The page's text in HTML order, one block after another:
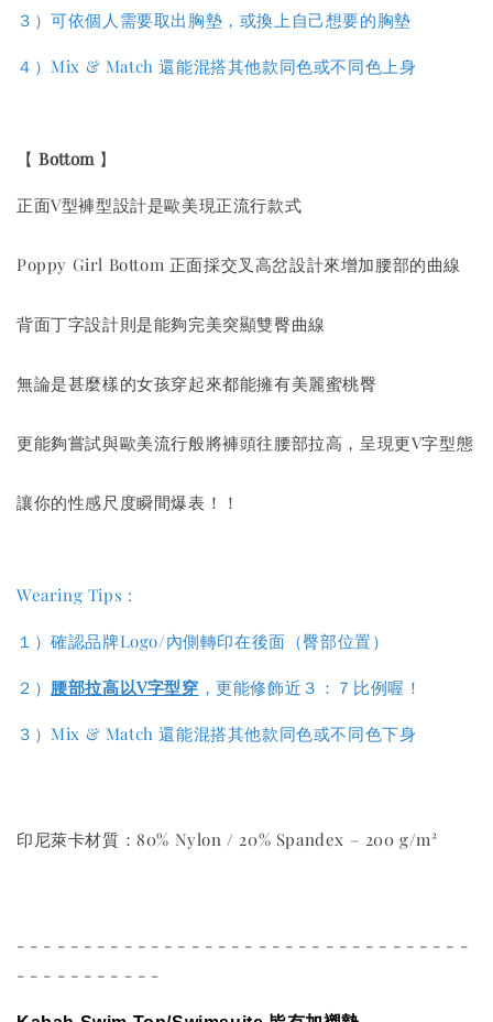
３）可依個人需要取出胸墊，或換上自己想要的胸墊
４ ）Mix & Match 還能混搭其他款同色或不同色上身
【 Bottom】
正面V型褲型設計是歐美現正流行款式
Poppy Girl Bottom 正面採交叉高岔設計來增加腰部的曲線
背面丁字設計則是能夠完美突顯雙臀曲線
無論是甚麼樣的女孩穿起來都能擁有美麗蜜桃臀
更能夠嘗試與歐美流行般將褲頭往腰部拉高，呈現更V字型態
讓你的性感尺度瞬間爆表！！
Wearing Tips :
１）確認品牌Logo/內側轉印在後面（臀部位置）
２） 腰部拉高以V字型穿 ，更能修飾近３：７比例喔！
３）Mix & Match 還能混搭其他款同色或不同色下身
印尼萊卡材質：80% Nylon / 20% Spandex – 200 g/m²
- - - - - - - - - - - - - - - - - - - - - - - - - - - - - - - - - -
- - - - - - - - - - -